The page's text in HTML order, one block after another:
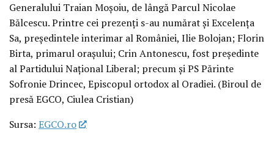
Generalului Traian Moșoiu, de lângă Parcul Nicolae
Bălcescu. Printre cei prezenți s-au numărat și Excelența
Sa, președintele interimar al României, Ilie Bolojan; Florin
Birta, primarul orașului; Crin Antonescu, fost președinte
al Partidului Național Liberal; precum și PS Părinte
Sofronie Drincec, Episcopul ortodox al Oradiei. (Biroul de
presă EGCO, Ciulea Cristian)
Sursa: EGCO.ro